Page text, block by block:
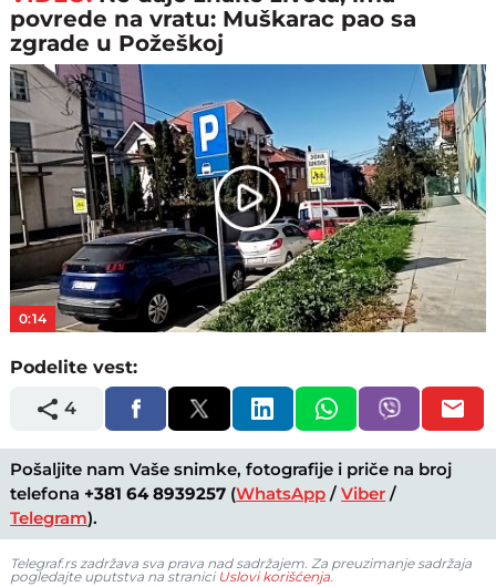
povrede na vratu: Muškarac pao sa
zgrade u Požeškoj
Play
Video
0:14
Podelite vest:
4
Pošaljite nam Vaše snimke, fotografije i priče na broj
telefona +381 64 8939257 (WhatsApp /Viber /
Telegram).
Telegraf.rs zadržava sva prava nad sadržajem. Za preuzimanje sadržaja
pogledajte uputstva na stranici Uslovi korišćenja.